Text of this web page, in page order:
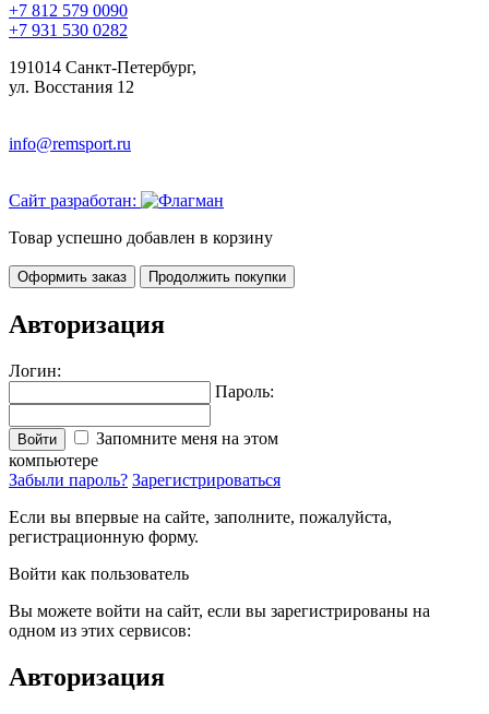
+7 812 579 0090
+7 931 530 0282
191014 Санкт-Петербург,
ул. Восстания 12
info@remsport.ru
Сайт разработан:
Товар успешно добавлен в корзину
Оформить заказ Продолжить покупки
Авторизация
Логин:
Пароль:
Войти
Запомните меня на этом
компьютере
Забыли пароль? Зарегистрироваться
Если вы впервые на сайте, заполните, пожалуйста,
регистрационную форму.
Войти как пользователь
Вы можете войти на сайт, если вы зарегистрированы на
одном из этих сервисов:
Авторизация